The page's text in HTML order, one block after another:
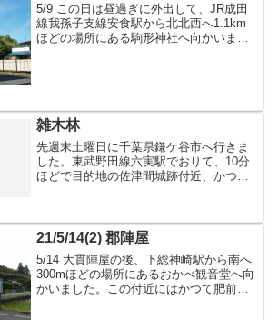
5/9 この日は昼過ぎに外出して、JR成田
線我孫子支線安食駅から北北西へ1.1km
ほどの場所にある駒形神社へ向かいまし
雑木林
先週末土曜日に千葉県鎌ケ谷市へ行きま
した。東武野田線六実駅でおりて、10分
ほどで目的地の佐津間城跡付近、かつて
の住民と思われる人に声を掛けられまし
た。軽く会話した後散策...
21/5/14(2) 郡陣屋
5/14 大貫陣屋の後、下総神崎駅から南へ
300mほどの場所にあるおかべ観音堂へ向
かいました。この付近にはかつて肥前鍋